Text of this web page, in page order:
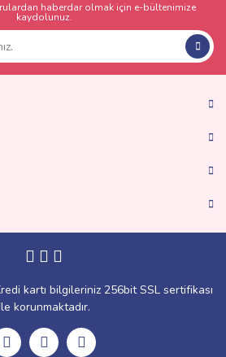
haberdar olmak için e-bültenimize
kaydolunuz.
kartı bilgileriniz 256bit SSL sertifikası
korunmaktadır.